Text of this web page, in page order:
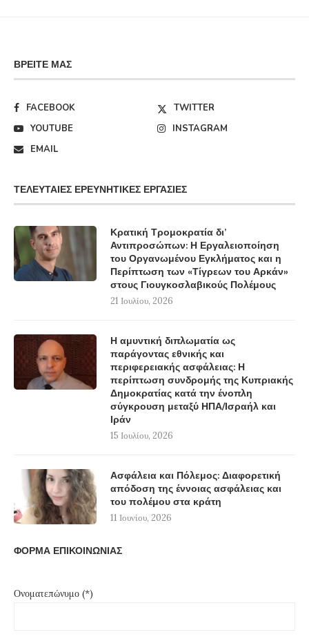
ΒΡΕΊΤΕ ΜΑΣ
FACEBOOK
TWITTER
YOUTUBE
INSTAGRAM
EMAIL
ΤΕΛΕΥΤΑΊΕΣ ΕΡΕΥΝΗΤΙΚΈΣ ΕΡΓΑΣΊΕΣ
Κρατική Τρομοκρατία δι’
Αντιπροσώπων: Η Εργαλειοποίηση
του Οργανωμένου Εγκλήματος και η
Περίπτωση των «Τίγρεων του Αρκάν»
στους Γιουγκοσλαβικούς Πολέμους
21 Ιουλίου, 2026
Η αμυντική διπλωματία ως
παράγοντας εθνικής και
περιφερειακής ασφάλειας: Η
περίπτωση συνδρομής της Κυπριακής
Δημοκρατίας κατά την ένοπλη
σύγκρουση μεταξύ ΗΠΑ/Ισραήλ και
Ιράν
15 Ιουλίου, 2026
Ασφάλεια και Πόλεμος: Διαφορετική
απόδοση της έννοιας ασφάλειας και
του πολέμου στα κράτη
11 Ιουνίου, 2026
ΦΟΡΜΑ ΕΠΙΚΟΙΝΩΝΙΑΣ
Ονοματεπώνυμο (*)